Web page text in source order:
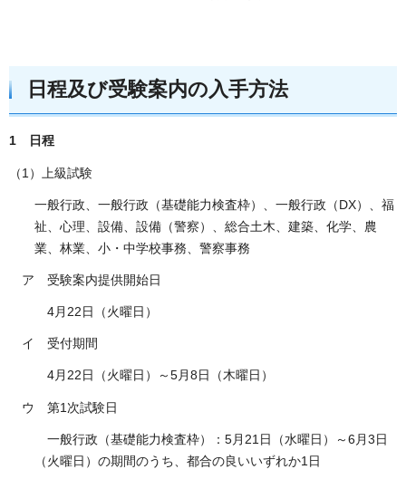
日程及び受験案内の入手方法
1 日程
（1）上級試験
一般行政、一般行政（基礎能力検査枠）、一般行政（DX）、福
祉、心理、設備、設備（警察）、総合土木、建築、化学、農
業、林業、小・中学校事務、警察事務
ア 受験案内提供開始日
4月22日（火曜日）
イ 受付期間
4月22日（火曜日）～5月8日（木曜日）
ウ 第1次試験日
一般行政（基礎能力検査枠）：5月21日（水曜日）～6月3日
（火曜日）の期間のうち、都合の良いいずれか1日